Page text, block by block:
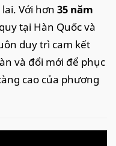
Với hơn 35 năm
tại Hàn Quốc và
duy trì cam kết
và đổi mới để phục
cao của phương